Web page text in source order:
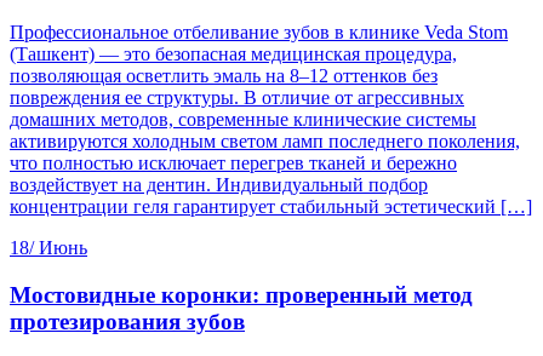
Профессиональное отбеливание зубов в клинике Veda Stom
(Ташкент) — это безопасная медицинская процедура,
позволяющая осветлить эмаль на 8–12 оттенков без
повреждения ее структуры. В отличие от агрессивных
домашних методов, современные клинические системы
активируются холодным светом ламп последнего поколения,
что полностью исключает перегрев тканей и бережно
воздействует на дентин. Индивидуальный подбор
концентрации геля гарантирует стабильный эстетический […]
18/ Июнь
Мостовидные коронки: проверенный метод
протезирования зубов